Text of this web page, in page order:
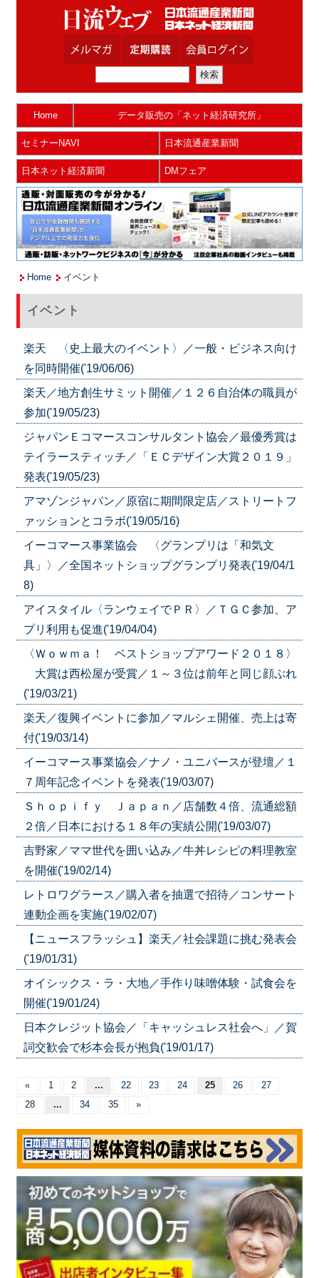
Home データ販売の「ネット経済研究所」
セミナーNAVI 日本流通産業新聞
日本ネット経済新聞 DMフェア
Home イベント
イベント
楽天 〈史上最大のイベント〉／一般・ビジネス向け
を同時開催('19/06/06)
楽天／地方創生サミット開催／１２６自治体の職員が
参加('19/05/23)
ジャパンＥコマースコンサルタント協会／最優秀賞は
テイラースティッチ／「ＥＣデザイン大賞２０１９」
発表('19/05/23)
アマゾンジャパン／原宿に期間限定店／ストリートフ
ァッションとコラボ('19/05/16)
イーコマース事業協会 〈グランプリは「和気文
具」〉／全国ネットショップグランプリ発表('19/04/1
8)
アイスタイル〈ランウェイでＰＲ〉／ＴＧＣ参加、ア
プリ利用も促進('19/04/04)
〈Ｗｏｗｍａ！ ベストショップアワード２０１８〉
大賞は西松屋が受賞／１～３位は前年と同じ顔ぶれ
('19/03/21)
楽天／復興イベントに参加／マルシェ開催、売上は寄
付('19/03/14)
イーコマース事業協会／ナノ・ユニバースが登壇／１
７周年記念イベントを発表('19/03/07)
Ｓｈｏｐｉｆｙ Ｊａｐａｎ／店舗数４倍、流通総額
２倍／日本における１８年の実績公開('19/03/07)
吉野家／ママ世代を囲い込み／牛丼レシピの料理教室
を開催('19/02/14)
レトロワグラース／購入者を抽選で招待／コンサート
連動企画を実施('19/02/07)
【ニュースフラッシュ】楽天／社会課題に挑む発表会
('19/01/31)
オイシックス・ラ・大地／手作り味噌体験・試食会を
開催('19/01/24)
日本クレジット協会／「キャッシュレス社会へ」／賀
詞交歓会で杉本会長が抱負('19/01/17)
« 1 2 ... 22 23 24 25 26
27
28
... 34 35 »